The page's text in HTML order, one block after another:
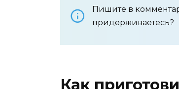
Пишите в
придерживаетесь?
Как